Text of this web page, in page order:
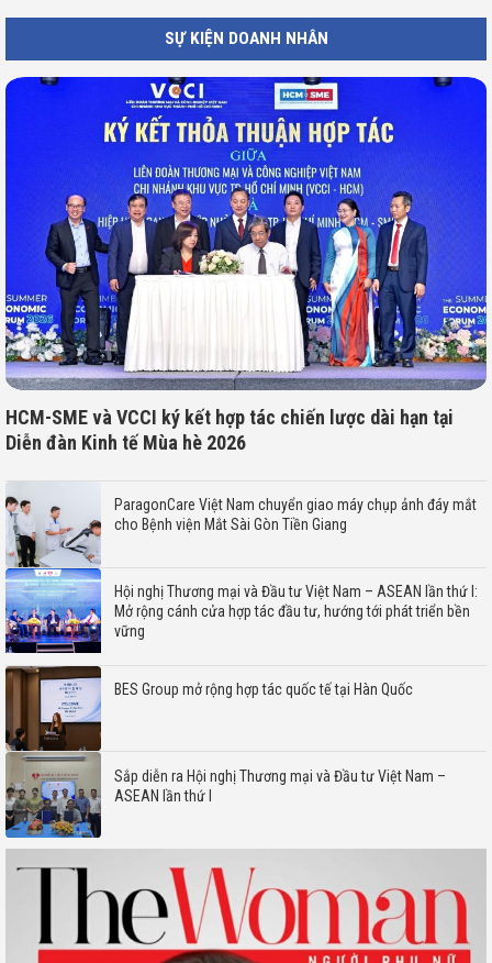
SỰ KIỆN DOANH NHÂN
HCM-SME và VCCI ký kết hợp tác chiến lược dài hạn tại
Diễn đàn Kinh tế Mùa hè 2026
ParagonCare Việt Nam chuyển giao máy chụp ảnh đáy mắt
cho Bệnh viện Mắt Sài Gòn Tiền Giang
Hội nghị Thương mại và Đầu tư Việt Nam – ASEAN lần thứ I:
Mở rộng cánh cửa hợp tác đầu tư, hướng tới phát triển bền
vững
BES Group mở rộng hợp tác quốc tế tại Hàn Quốc
Sắp diễn ra Hội nghị Thương mại và Đầu tư Việt Nam –
ASEAN lần thứ I